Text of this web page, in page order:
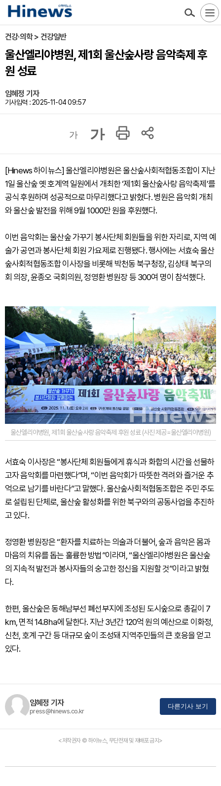
건강·의학 > 건강일반
울산엘리야병원, 제1회 울산숲사랑 음악축제 후
원 성료
임혜정 기자
기사입력 : 2025-11-04 09:57
가 가
[Hinews 하이뉴스] 울산엘리야병원은 울산숲사회적협동조합이 지난
1일 울산숲 옛 호계역 일원에서 개최한 ‘제1회 울산숲사랑 음악축제’를
공식 후원하며 성공적으로 마무리했다고 밝혔다. 병원은 음악회 개최
와 울산숲 발전을 위해 9월 1000만 원을 후원했다.
이번 음악회는 울산숲 가꾸기 봉사단체 회원들을 위한 자리로, 지역 예
술가 공연과 봉사단체 회원 가요제로 진행됐다. 행사에는 서효숙 울산
숲사회적협동조합 이사장을 비롯해 박천동 북구청장, 김상태 북구의
회 의장, 윤종오 국회의원, 정영환 병원장 등 300여 명이 참석했다.
울산엘리야병원, 제1회 울산숲사랑 음악축제 후원 성료 (사진 제공=울산엘리야병원)
서효숙 이사장은 “봉사단체 회원들에게 휴식과 화합의 시간을 선물하
고자 음악회를 마련했다”며, “이번 음악회가 따뜻한 격려와 즐거운 추
억으로 남기를 바란다”고 말했다. 울산숲사회적협동조합은 주민 주도
로 설립된 단체로, 울산숲 활성화를 위한 북구와의 공동사업을 추진하
고 있다.
정영환 병원장은 “환자를 치료하는 의술과 더불어, 숲과 음악은 몸과
마음의 치유를 돕는 훌륭한 방법”이라며, “울산엘리야병원은 울산숲
의 지속적 발전과 봉사자들의 숭고한 정신을 지원할 것”이라고 밝혔
다.
한편, 울산숲은 동해남부선 폐선부지에 조성된 도시숲으로 총길이 7
㎞, 면적 14.8㏊에 달한다. 지난 3년간 120억 원의 예산으로 이화정,
신천, 호계 구간 등 대규모 숲이 조성돼 지역주민들의 큰 호응을 얻고
있다.
임혜정 기자
press@hinews.co.kr
다른기사 보기
<저작권자 © 하이뉴스, 무단전재 및 재배포 금지>